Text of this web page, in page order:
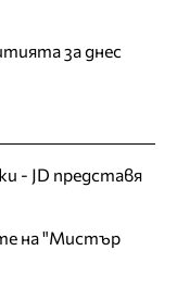
за днес
- JD представя
на "Мистър